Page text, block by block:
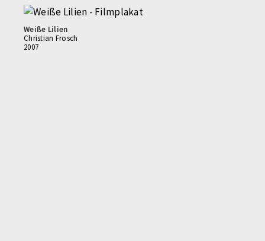
Weiße Lilien
Christian Frosch
2007